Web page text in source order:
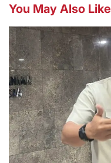
You May Also Like